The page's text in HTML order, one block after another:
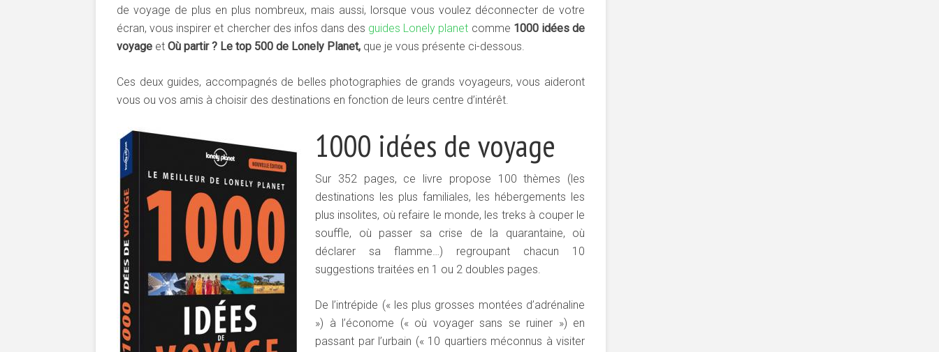
de voyage de plus en plus nombreux, mais aussi, lorsque vous voulez déconnecter de votre
écran, vous inspirer et chercher des infos dans des guides Lonely planet comme 1000 idées de
voyage et Où partir ? Le top 500 de Lonely Planet, que je vous présente ci-dessous.
Ces deux guides, accompagnés de belles photographies de grands voyageurs, vous aideront
vous ou vos amis à choisir des destinations en fonction de leurs centre d’intérêt.
1000 idées de voyage
Sur 352 pages, ce livre propose 100 thèmes (les
destinations les plus familiales, les hébergements les
plus insolites, où refaire le monde, les treks à couper le
souffle, où passer sa crise de la quarantaine, où
déclarer sa flamme…) regroupant chacun 10
suggestions traitées en 1 ou 2 doubles pages.
De l’intrépide (« les plus grosses montées d’adrénaline
») à l’économe (« où voyager sans se ruiner ») en
passant par l’urbain (« 10 quartiers méconnus à visiter